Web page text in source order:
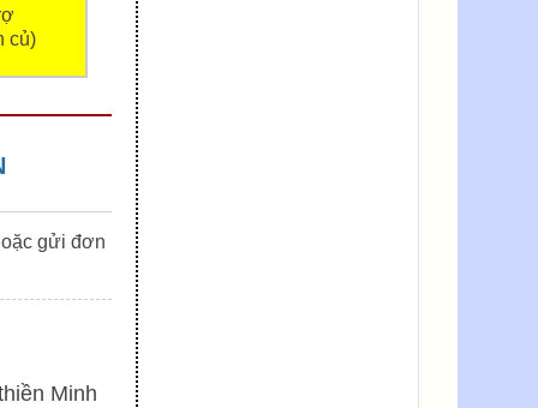
củ)
gửi đơn
Minh